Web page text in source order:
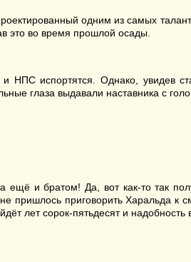
одним из самых
это во время прошлой осады.
испортятся. Однако, увидев
глаза выдавали наставника с
и братом! Да, вот как-то так
пришлось приговорить Харальда к
лет сорок-пятьдесят и надобность